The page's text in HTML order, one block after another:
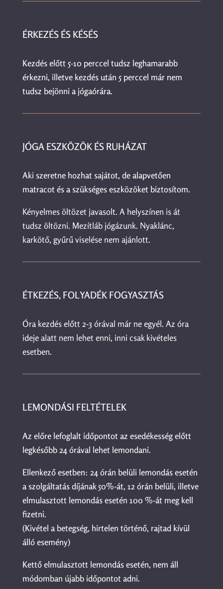
ÉRKEZÉS ÉS KÉSÉS
Kezdés előtt 5-10 perccel tudsz leghamarabb
érkezni, illetve kezdés után 5 perccel már nem
tudsz bejönni a jógaórára.
JÓGA ESZKÖZÖK ÉS RUHÁZAT
Aki szeretne hozhat sajátot, de alapvetően
matracot és a szükséges eszközöket biztosítom.
Kényelmes öltözet javasolt. A helyszínen is át
tudsz öltözni. Mezítláb jógázunk. Nyaklánc,
karkötő, gyűrű viselése nem ajánlott.
ÉTKEZÉS, FOLYADÉK FOGYASZTÁS
Óra kezdés előtt 2-3 órával már ne egyél. Az óra
ideje alatt nem lehet enni, inni csak kivételes
esetben.
LEMONDÁSI FELTÉTELEK
Az előre lefoglalt időpontot az esedékesség előtt
legkésőbb 24 órával lehet lemondani.
Ellenkező esetben: 24 órán belüli lemondás esetén
a szolgáltatás díjának 50%-át, 12 órán belüli, illetve
elmulasztott lemondás esetén 100 %-át meg kell
fizetni.
(Kivétel a betegség, hirtelen történő, rajtad kívül
álló esemény)
Kettő elmulasztott lemondás esetén, nem áll
módomban újabb időpontot adni.